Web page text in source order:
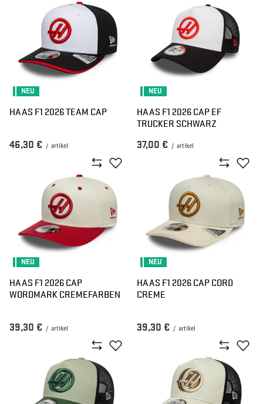
NEU
HAAS F1 2026 TEAM CAP
46,30 € / artikel
NEU
HAAS F1 2026 CAP EF
TRUCKER SCHWARZ
37,00 € / artikel
NEU
HAAS F1 2026 CAP
WORDMARK CREMEFARBEN
39,30 € / artikel
NEU
HAAS F1 2026 CAP CORD
CREME
39,30 € / artikel